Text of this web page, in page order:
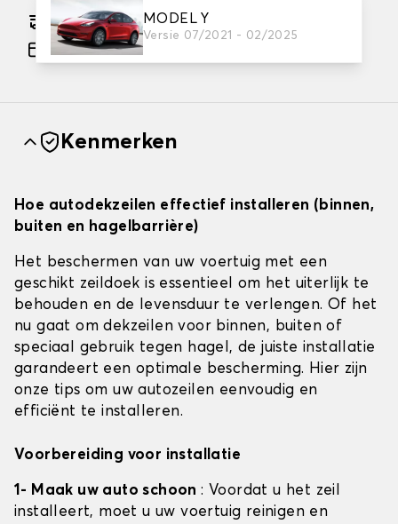
MODEL Y
Versie 07/2021 - 02/2025
Geschatte gratis levering naar 17-08-2026
Betaling in 3x gratis, vanaf €60 aankoop.
Kenmerken
Hoe autodekzeilen effectief installeren (binnen,
buiten en hagelbarrière)
Het beschermen van uw voertuig met een
geschikt zeildoek is essentieel om het uiterlijk te
behouden en de levensduur te verlengen. Of het
nu gaat om dekzeilen voor binnen, buiten of
speciaal gebruik tegen hagel, de juiste installatie
garandeert een optimale bescherming. Hier zijn
onze tips om uw autozeilen eenvoudig en
efficiënt te installeren.
Voorbereiding voor installatie
1- Maak uw auto schoon: Voordat u het zeil
installeert, moet u uw voertuig reinigen en